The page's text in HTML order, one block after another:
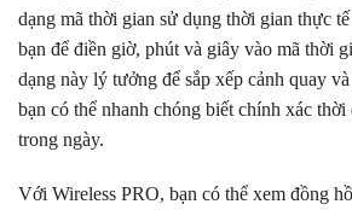
dạng mã thời gian sử dụng thời gian thực
bạn để điền giờ, phút và giây vào mã thời
dạng này lý tưởng để sắp xếp cảnh quay
bạn có thể nhanh chóng biết chính xác
trong ngày.
Với Wireless PRO, bạn có thể xem đồng